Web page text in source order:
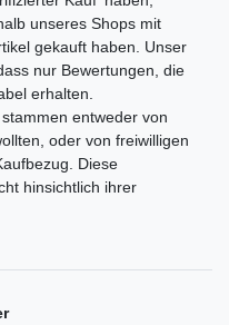
unseres Shops mit
gekauft haben. Unser
nur Bewertungen, die
erhalten.
entweder von
oder von freiwilligen
Diese
hinsichtlich ihrer